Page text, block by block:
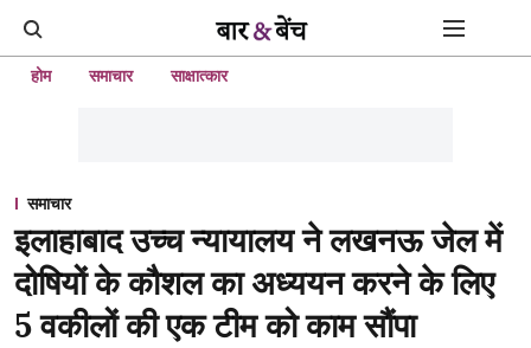
होम समाचार साक्षात्कार
समाचार
इलाहाबाद उच्च न्यायालय ने लखनऊ जेल में
दोषियों के कौशल का अध्ययन करने के लिए
5 वकीलों की एक टीम को काम सौंपा